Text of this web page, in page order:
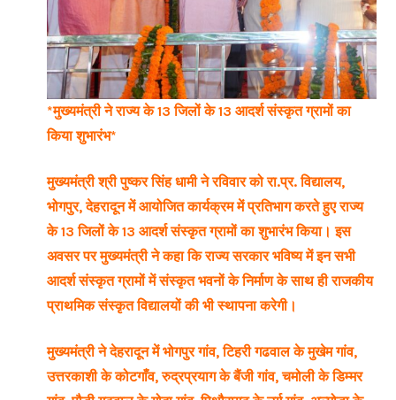
*मुख्यमंत्री ने राज्य के 13 जिलों के 13 आदर्श संस्कृत ग्रामों का
किया शुभारंभ*
मुख्यमंत्री श्री पुष्कर सिंह धामी ने रविवार को रा.प्र. विद्यालय,
भोगपुर, देहरादून में आयोजित कार्यक्रम में प्रतिभाग करते हुए राज्य
के 13 जिलों के 13 आदर्श संस्कृत ग्रामों का शुभारंभ किया। इस
अवसर पर मुख्यमंत्री ने कहा कि राज्य सरकार भविष्य में इन सभी
आदर्श संस्कृत ग्रामों में संस्कृत भवनों के निर्माण के साथ ही राजकीय
प्राथमिक संस्कृत विद्यालयों की भी स्थापना करेगी।
मुख्यमंत्री ने देहरादून में भोगपुर गांव, टिहरी गढवाल के मुखेम गांव,
उत्तरकाशी के कोटगाँव, रुद्रप्रयाग के बैंजी गांव, चमोली के डिम्मर